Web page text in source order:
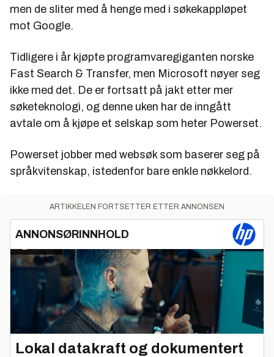
men de sliter med å henge med i søkekappløpet
mot Google.
Tidligere i år kjøpte programvaregiganten norske
Fast Search & Transfer, men Microsoft nøyer seg
ikke med det. De er fortsatt på jakt etter mer
søketeknologi, og denne uken har de inngått
avtale om å kjøpe et selskap som heter Powerset.
Powerset jobber med websøk som baserer seg på
språkvitenskap, istedenfor bare enkle nøkkelord.
ARTIKKELEN FORTSETTER ETTER ANNONSEN
ANNONSØRINNHOLD
Lokal datakraft og dokumentert